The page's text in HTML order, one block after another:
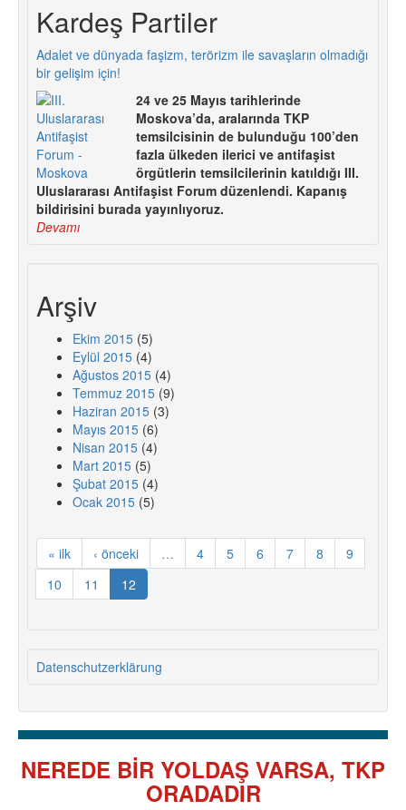
Kardeş Partiler
Adalet ve dünyada faşizm, terörizm ile savaşların olmadığı
bir gelişim için!
24 ve 25 Mayıs tarihlerinde
Moskova’da, aralarında TKP
temsilcisinin de bulunduğu 100’den
fazla ülkeden ilerici ve antifaşist
örgütlerin temsilcilerinin katıldığı III.
Uluslararası Antifaşist Forum düzenlendi. Kapanış
bildirisini burada yayınlıyoruz.
Devamı
Arşiv
Ekim 2015 (5)
Eylül 2015 (4)
Ağustos 2015 (4)
Temmuz 2015 (9)
Haziran 2015 (3)
Mayıs 2015 (6)
Nisan 2015 (4)
Mart 2015 (5)
Şubat 2015 (4)
Ocak 2015 (5)
« ilk ‹ önceki … 4 5 6 7 8
9
10
11 12
Datenschutzerklärung
NEREDE BİR YOLDAŞ VARSA, TKP
ORADADIR